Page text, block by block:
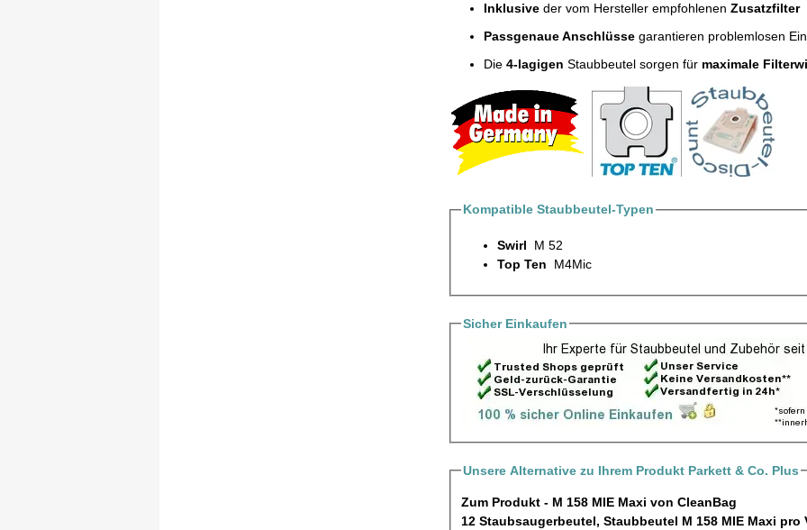
Inklusive der vom Hersteller empfohlenen Zusatzfilter
Passgenaue Anschlüsse garantieren problemlosen
Die 4-lagigen Staubbeutel sorgen für maximale
Kompatible Staubbeutel-Typen
Swirl M 52
Top Ten M4Mic
Sicher Einkaufen
Unsere Alternative zu Ihrem Produkt Parkett & Co. Plus
Zum Produkt - M 158 MIE Maxi von CleanBag
12